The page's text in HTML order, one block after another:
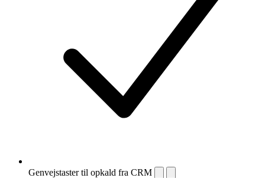
Genvejstaster til opkald fra CRM